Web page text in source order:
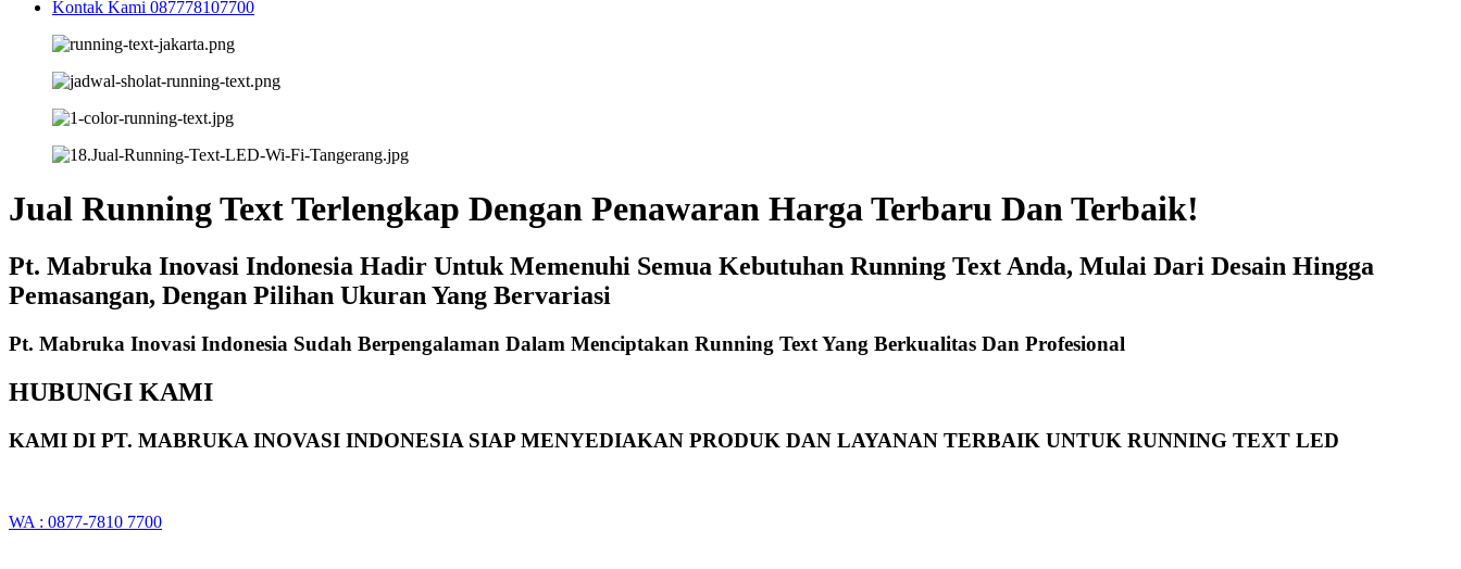
Kontak Kami 087778107700
Jual Running Text Terlengkap Dengan Penawaran Harga Terbaru Dan Terbaik!
Pt. Mabruka Inovasi Indonesia Hadir Untuk Memenuhi Semua Kebutuhan Running Text Anda, Mulai Dari Desain Hingga
Pemasangan, Dengan Pilihan Ukuran Yang Bervariasi
Pt. Mabruka Inovasi Indonesia Sudah Berpengalaman Dalam Menciptakan Running Text Yang Berkualitas Dan Profesional
HUBUNGI KAMI
KAMI DI PT. MABRUKA INOVASI INDONESIA SIAP MENYEDIAKAN PRODUK DAN LAYANAN TERBAIK UNTUK RUNNING TEXT LED
WA : 0877-7810 7700